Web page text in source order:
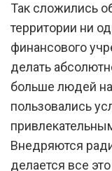
Так сложились
территории ни
финансового
делать
больше людей
пользовались
Внедряются
делается все